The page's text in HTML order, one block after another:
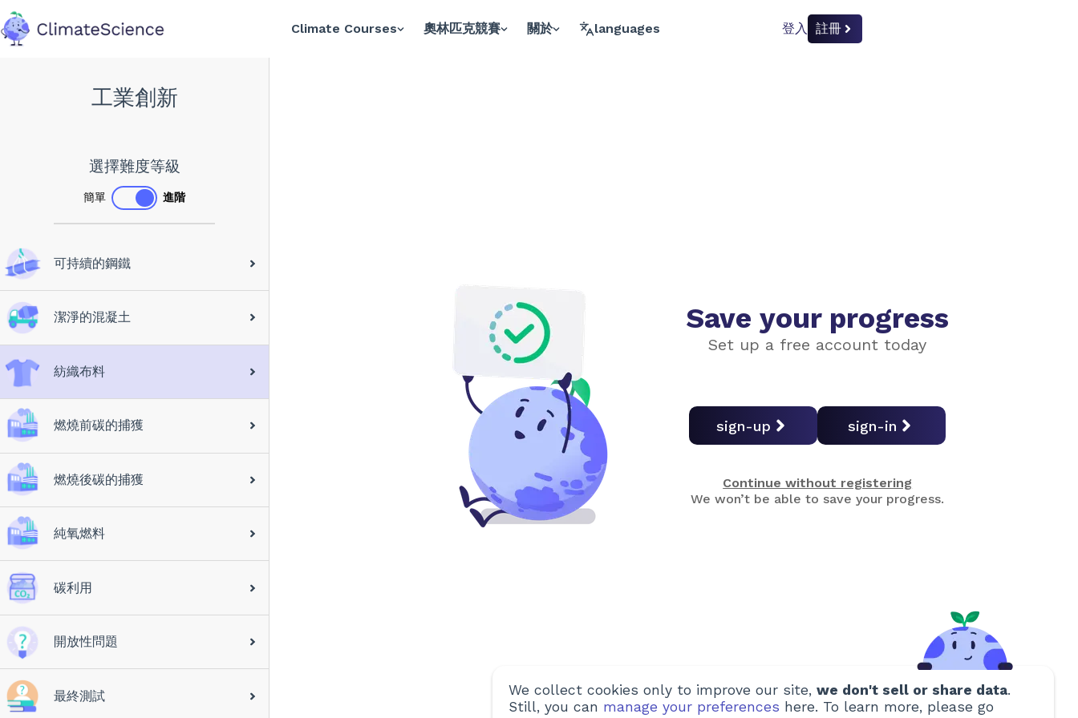
back to home Climate Courses 奧林匹克競賽 關於 languages 登入 註冊
工業創新
選擇難度等級
簡單 進階
可持續的鋼鐵
潔淨的混凝土
紡織布料
燃燒前碳的捕獲
燃燒後碳的捕獲
純氧燃料
碳利用
開放性問題
最終測試
Save your progress
Set up a free account today
sign-up sign-in
Continue without registering
We won’t be able to save your progress.
We collect cookies only to improve our site, we don't sell or share data.
Still, you can manage your preferences here. To learn more, please go